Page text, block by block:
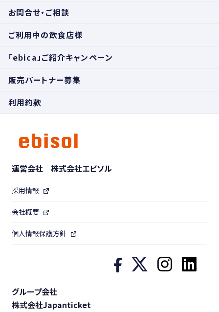
お問合せ・ご相談
ご利用中の飲食店様
「ebica」ご紹介キャンペーン
販売パートナー募集
利用約款
運営会社 株式会社エビソル
採用情報
会社概要
個人情報保護方針
グループ会社
株式会社Japanticket